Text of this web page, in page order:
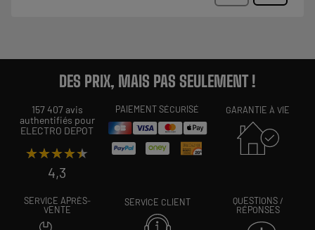
DES PRIX, MAIS PAS SEULEMENT !
157 407 avis
authentifiés pour
ELECTRO DEPOT
★★★★★
★★★★★
4,3
PAIEMENT SÉCURISÉ GARANTIE À VIE
SERVICE APRÈS-
VENTE
SERVICE CLIENT
QUESTIONS /
RÉPONSES